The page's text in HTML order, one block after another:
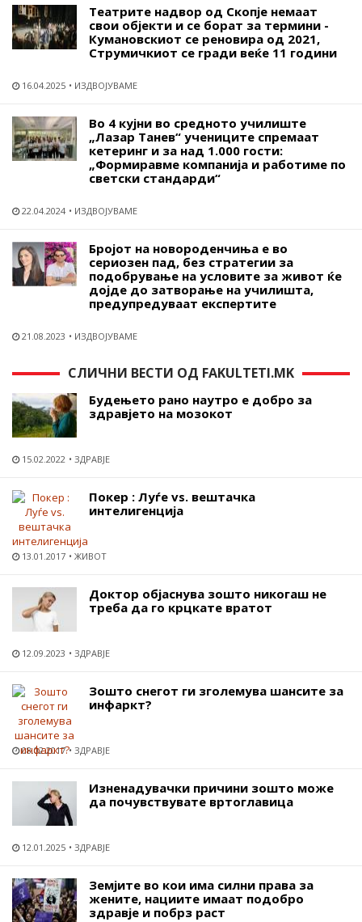
Театрите надвор од Скопје немаат
свои објекти и се борат за термини -
Кумановскиот се реновира од 2021,
Струмичкиот се гради веќе 11 години
16.04.2025 ИЗДВОЈУВАМЕ
Во 4 кујни во средното училиште
„Лазар Танев“ учениците спремаат
кетеринг и за над 1.000 гости:
„Формиравме компанија и работиме по
светски стандарди“
22.04.2024 ИЗДВОЈУВАМЕ
Бројот на новороденчиња е во
сериозен пад, без стратегии за
подобрување на условите за живот ќе
дојде до затворање на училишта,
предупредуваат експертите
21.08.2023 ИЗДВОЈУВАМЕ
СЛИЧНИ ВЕСТИ ОД FAKULTETI.MK
Будењето рано наутро е добро за
здравјето на мозокот
15.02.2022 ЗДРАВЈЕ
Покер : Луѓе vs. вештачка
интелигенција
13.01.2017 ЖИВОТ
Доктор објаснува зошто никогаш не
треба да го крцкате вратот
12.09.2023 ЗДРАВЈЕ
Зошто снегот ги зголемува шансите за
инфаркт?
08.02.2017 ЗДРАВЈЕ
Изненадувачки причини зошто може
да почувствувате вртоглавица
12.01.2025 ЗДРАВЈЕ
Земјите во кои има силни права за
жените, нациите имаат подобро
здравје и побрз раст